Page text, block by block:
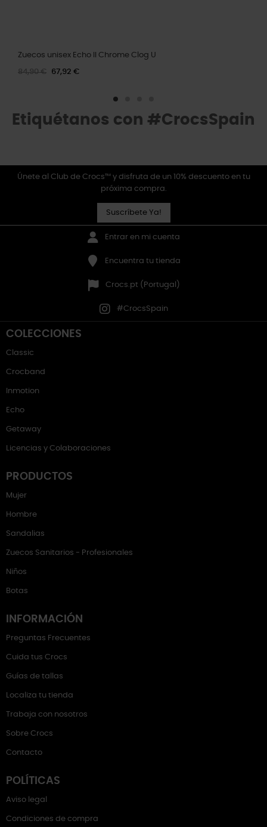
Zuecos unisex Echo II Chrome Clog U
84,90 € 67,92 €
Etiquétanos con #CrocsSpain
Únete al Club de Crocs™ y disfruta de un 10% descuento en tu
próxima compra.
Suscríbete Ya!
Entrar en mi cuenta
Encuentra tu tienda
Crocs.pt (Portugal)
#CrocsSpain
COLECCIONES
Classic
Crocband
Inmotion
Echo
Getaway
Licencias y Colaboraciones
PRODUCTOS
Mujer
Hombre
Sandalias
Zuecos Sanitarios - Profesionales
Niños
Botas
INFORMACIÓN
Preguntas Frecuentes
Cuida tus Crocs
Guías de tallas
Localiza tu tienda
Trabaja con nosotros
Sobre Crocs
Contacto
POLÍTICAS
Aviso legal
Condiciones de compra